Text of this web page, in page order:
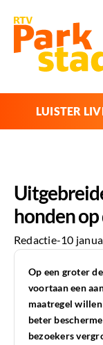
LUISTER
honden
Redactie-10
Op een groter
voortaan een
maatregel
beter
bezoekers